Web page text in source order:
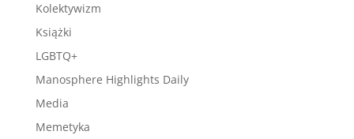
Kolektywizm
Książki
LGBTQ+
Manosphere Highlights Daily
Media
Memetyka